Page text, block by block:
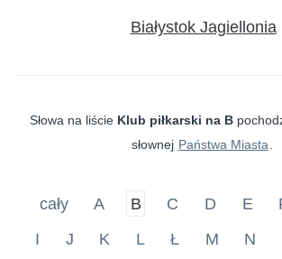
Białystok Jagiellonia
Słowa na liście Klub piłkarski na B
słownej Państwa Miasta
cały A B C D E
I
J K L Ł M N